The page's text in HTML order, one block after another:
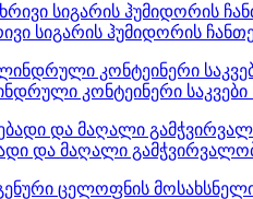
სიგარის ჰუმიდორის
კონტეინერი საკვები
და მაღალი